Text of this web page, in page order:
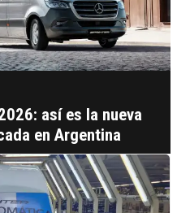
así es la nueva
en Argentina